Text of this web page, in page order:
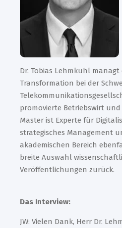
Dr. Tobias Lehmkuhl managt
Transformation bei der
promovierte Betriebswirt und
Master ist Experte für
strategisches Management
akademischen Bereich
breite Auswahl
Veröffentlichungen zurück.
Das Interview:
JW: Vielen Dank, Herr Dr.